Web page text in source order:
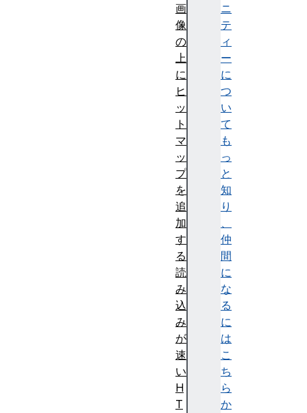
ニ
テ
ィ
ー
に
つ
い
て
も
っ
と
知
り
、
仲
間
に
な
る
に
は
こ
ち
ら
か
画
像
の
上
に
ヒ
ッ
ト
マ
ッ
プ
を
追
加
す
る
読
み
込
み
が
速
い
H
T